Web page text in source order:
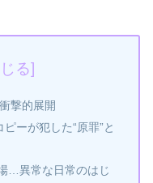
撃的展開
ーが犯した“原罪”と
…異常な日常のはじ